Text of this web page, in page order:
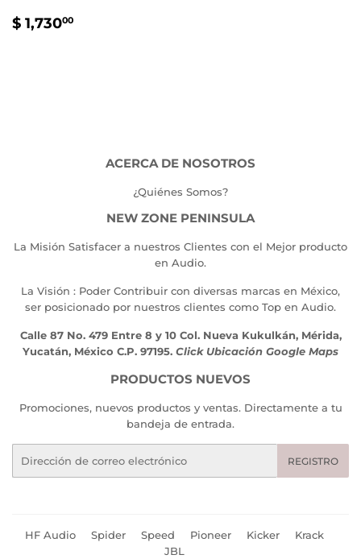
PRECIO
$ 1,73000
ACERCA DE NOSOTROS
¿Quiénes Somos?
NEW ZONE PENINSULA
La Misión Satisfacer a nuestros Clientes con el Mejor producto
en Audio.
La Visión : Poder Contribuir con diversas marcas en México,
ser posicionado por nuestros clientes como Top en Audio.
Calle 87 No. 479 Entre 8 y 10 Col. Nueva Kukulkán, Mérida,
Yucatán, México C.P. 97195. Click Ubicación Google Maps
PRODUCTOS NUEVOS
Promociones, nuevos productos y ventas. Directamente a tu
bandeja de entrada.
REGISTRO
HF Audio Spider Speed Pioneer Kicker
Krack
JBL